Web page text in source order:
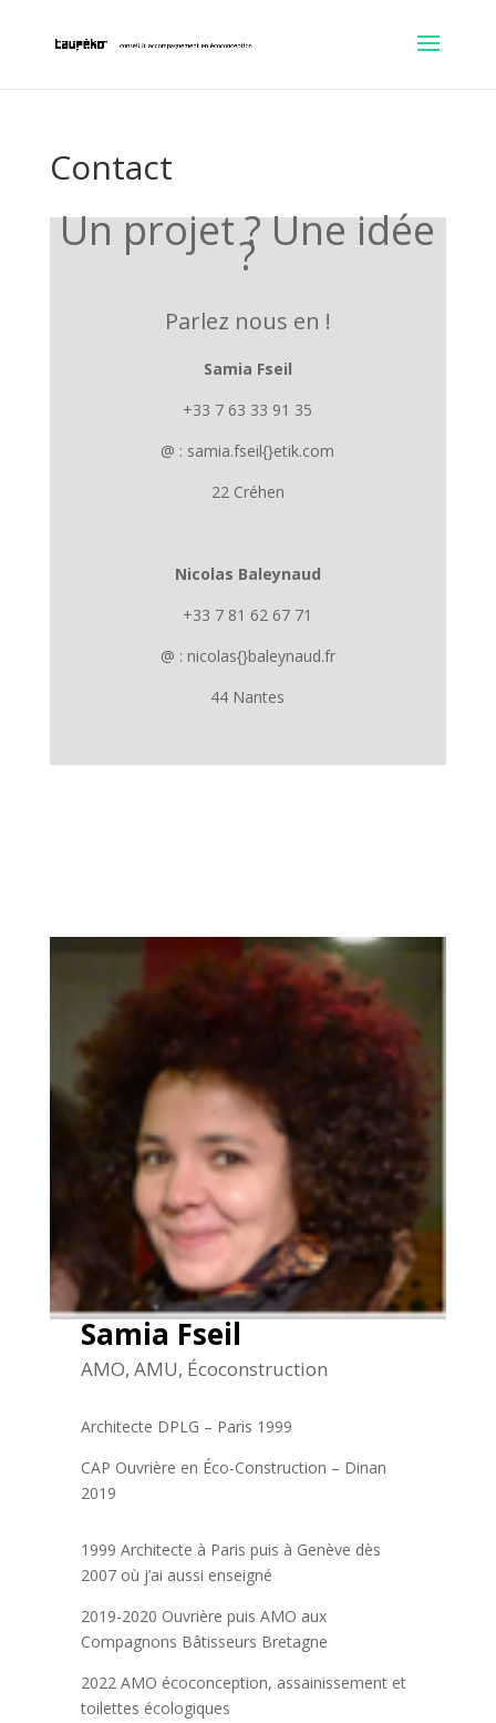
Contact
Un projet ? Une idée
?
Parlez nous en !
Samia Fseil
+33 7 63 33 91 35
@ : samia.fseil{}etik.com
22 Créhen
Nicolas Baleynaud
+33 7 81 62 67 71
@ : nicolas{}baleynaud.fr
44 Nantes
Samia Fseil
AMO, AMU, Écoconstruction
Architecte DPLG – Paris 1999
CAP Ouvrière en Éco-Construction – Dinan
2019
1999 Architecte à Paris puis à Genève dès
2007 où j’ai aussi enseigné
2019-2020 Ouvrière puis AMO aux
Compagnons Bâtisseurs Bretagne
2022 AMO écoconception, assainissement et
toilettes écologiques